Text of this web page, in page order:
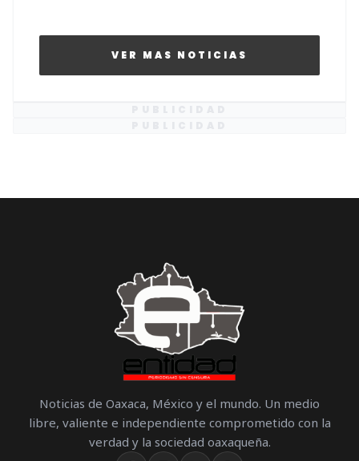
VER MAS NOTICIAS
Noticias de Oaxaca, México y el mundo. Un medio
libre, valiente e independiente comprometido con la
verdad y la sociedad oaxaqueña.